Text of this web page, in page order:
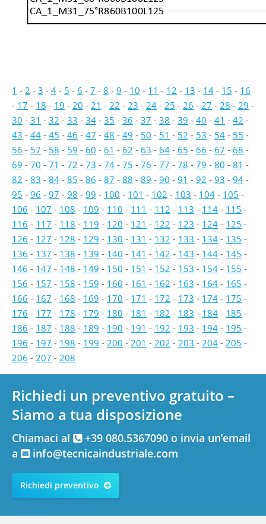
CA_1_M31_75°R860B100L125
1 - 2 - 3 - 4 - 5 - 6 - 7 - 8 - 9 - 10 - 11 - 12 - 13 - 14 - 15 - 16
- 17 - 18 - 19 - 20 - 21 - 22 - 23 - 24 - 25 - 26 - 27 - 28 - 29 -
30 - 31 - 32 - 33 - 34 - 35 - 36 - 37 - 38 - 39 - 40 - 41 - 42 -
43 - 44 - 45 - 46 - 47 - 48 - 49 - 50 - 51 - 52 - 53 - 54 - 55 -
56 - 57 - 58 - 59 - 60 - 61 - 62 - 63 - 64 - 65 - 66 - 67 - 68 -
69 - 70 - 71 - 72 - 73 - 74 - 75 - 76 - 77 - 78 - 79 - 80 - 81 -
82 - 83 - 84 - 85 - 86 - 87 - 88 - 89 - 90 - 91 - 92 - 93 - 94 -
95 - 96 - 97 - 98 - 99 - 100 - 101 - 102 - 103 - 104 - 105 -
106 - 107 - 108 - 109 - 110 - 111 - 112 - 113 - 114 - 115 -
116 - 117 - 118 - 119 - 120 - 121 - 122 - 123 - 124 - 125 -
126 - 127 - 128 - 129 - 130 - 131 - 132 - 133 - 134 - 135 -
136 - 137 - 138 - 139 - 140 - 141 - 142 - 143 - 144 - 145 -
146 - 147 - 148 - 149 - 150 - 151 - 152 - 153 - 154 - 155 -
156 - 157 - 158 - 159 - 160 - 161 - 162 - 163 - 164 - 165 -
166 - 167 - 168 - 169 - 170 - 171 - 172 - 173 - 174 - 175 -
176 - 177 - 178 - 179 - 180 - 181 - 182 - 183 - 184 - 185 -
186 - 187 - 188 - 189 - 190 - 191 - 192 - 193 - 194 - 195 -
196 - 197 - 198 - 199 - 200 - 201 - 202 - 203 - 204 - 205 -
206 - 207 - 208
Richiedi un preventivo gratuito –
Siamo a tua disposizione
Chiamaci al
+39 080.5367090 o invia un’email
a
info@tecnicaindustriale.com
Richiedi preventivo